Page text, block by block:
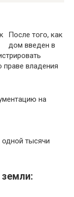
После того, как
дом введен в
праве владения
на
одной тысячи
земли: